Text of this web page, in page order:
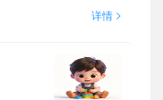
详情 >